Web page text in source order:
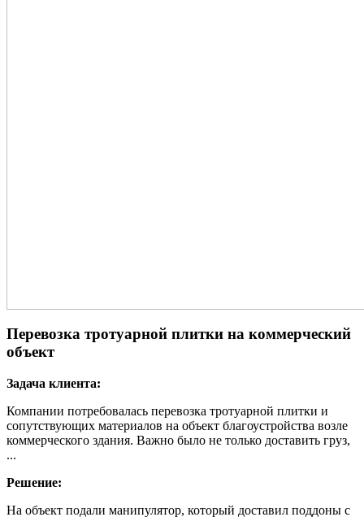
Перевозка тротуарной плитки на коммерческий
объект
Задача клиента:
Компании потребовалась перевозка тротуарной плитки и
сопутствующих материалов на объект благоустройства возле
коммерческого здания. Важно было не только доставить груз,
...
Решение:
На объект подали манипулятор, который доставил поддоны с